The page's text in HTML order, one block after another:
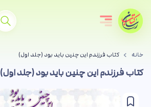
خانه کتاب فرزندم این چنین باید بود (جلد اول)
کتاب فرزندم این چنین باید بود (جلد اول)